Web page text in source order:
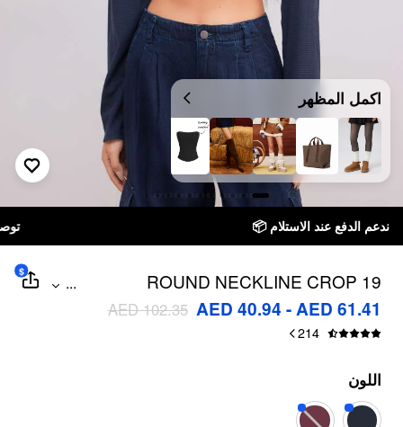
اكمل المظهر
توصيل خلال 7 أيام إلى جميع دول الخليج
19 ROUND NECKLINE CROP
SWEATSHIRT WITH SOLID CAMI TOP
...
AED 40.94 - AED 61.41
AED 102.35
214
$
اللون